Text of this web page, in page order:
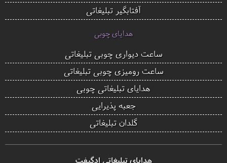
آفتابگیر تبلیغاتی
هدایای چوبی
ساعت دیواری چوبی تبلیغاتی
ساعت رومیزی چوبی تبلیغاتی
هدایای تبلیغاتی چوبی
جعبه پذیرایی
گلدان تبلیغاتی
هدایای تبلیغاتی ادگیفت